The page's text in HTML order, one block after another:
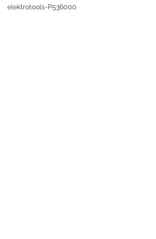
elektrotools-P536000